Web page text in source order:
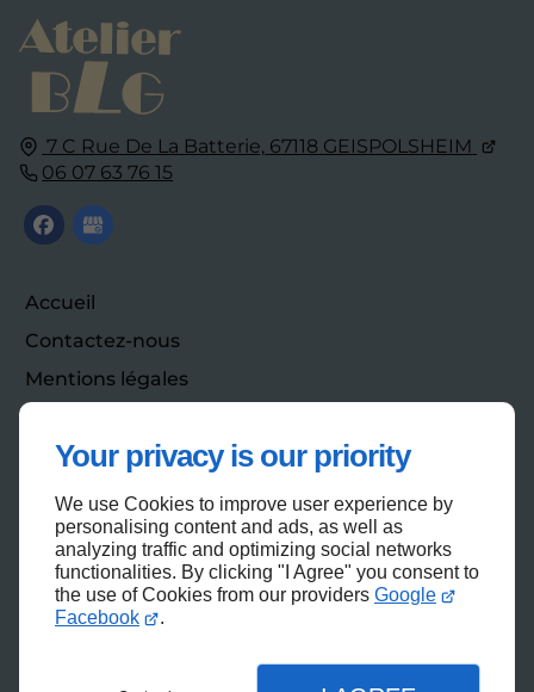
Your privacy is our priority
We use Cookies to improve user experience by
personalising content and ads, as well as
analyzing traffic and optimizing social networks
functionalities. By clicking "I Agree" you consent to
the use of Cookies from our providers Google
Facebook
.
7 C Rue De La Batterie, 67118 GEISPOLSHEIM
06 07 63 76 15
Accueil
Contactez-nous
Mentions légales
Haut de page